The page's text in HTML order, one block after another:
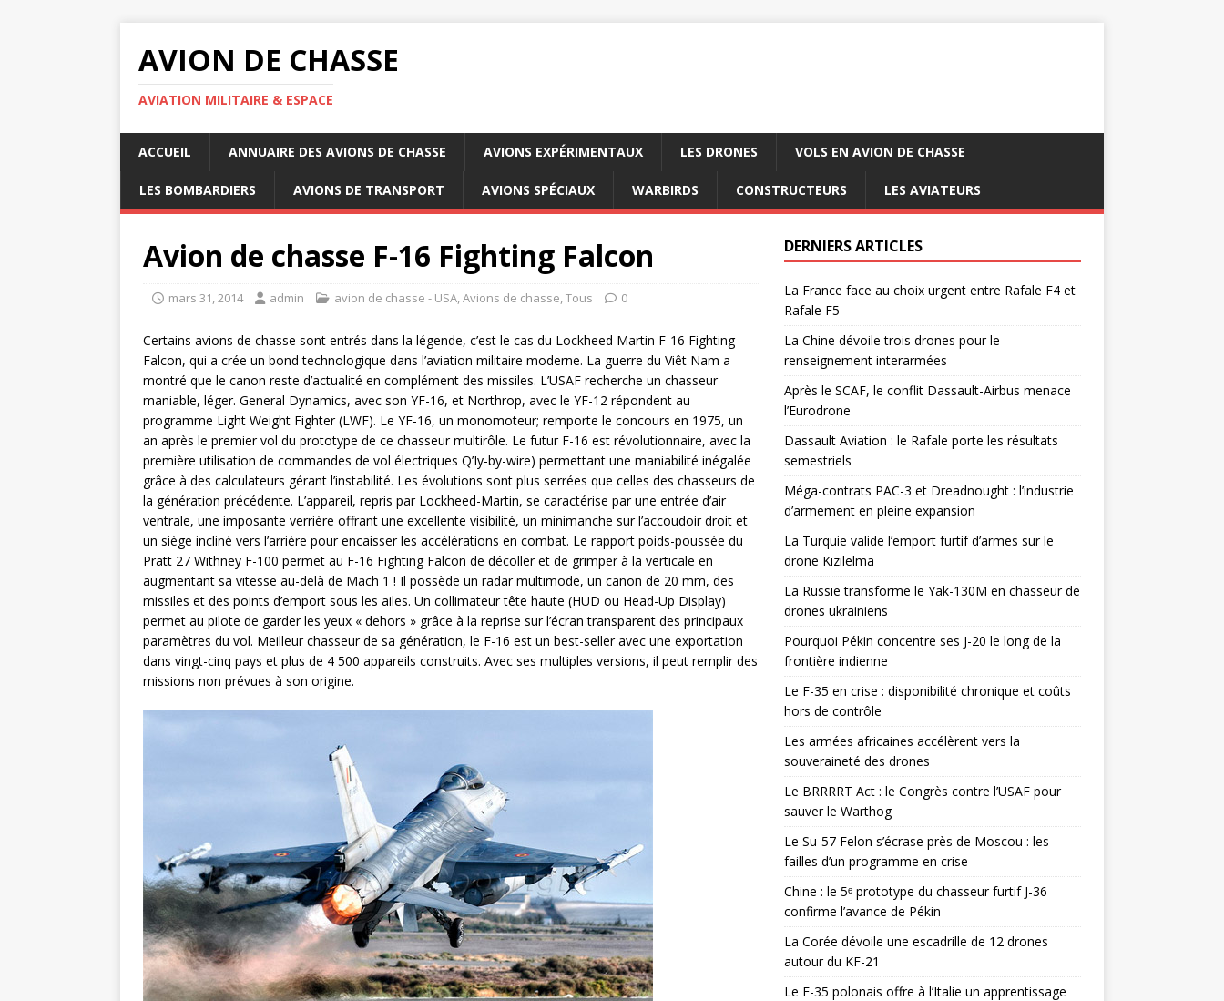
AVION DE CHASSE
AVIATION MILITAIRE & ESPACE
ACCUEIL ANNUAIRE DES AVIONS DE CHASSE AVIONS EXPÉRIMENTAUX LES DRONES VOLS EN AVION DE CHASSE
LES BOMBARDIERS AVIONS DE TRANSPORT AVIONS SPÉCIAUX WARBIRDS CONSTRUCTEURS LES AVIATEURS
Avion de chasse F-16 Fighting Falcon
mars 31, 2014 admin avion de chasse - USA,Avions de chasse,Tous 0
Certains avions de chasse sont entrés dans la légende, c’est le cas du Lockheed Martin F-16 Fighting
Falcon, qui a crée un bond technologique dans l’aviation militaire moderne. La guerre du Viêt Nam a
montré que le canon reste d’actualité en complément des missiles. L’USAF recherche un chasseur
maniable, léger. General Dynamics, avec son YF-16, et Northrop, avec le YF-12 répondent au
programme Light Weight Fighter (LWF). Le YF-16, un monomoteur; remporte le concours en 1975, un
an après le premier vol du prototype de ce chasseur multirôle. Le futur F-16 est révolutionnaire, avec la
première utilisation de commandes de vol électriques Q’Iy-by-wire) permettant une maniabilité inégalée
grâce à des calculateurs gérant l’instabilité. Les évolutions sont plus serrées que celles des chasseurs de
la génération précédente. L’appareil, repris par Lockheed-Martin, se caractérise par une entrée d’air
ventrale, une imposante verrière offrant une excellente visibilité, un minimanche sur l’accoudoir droit et
un siège incliné vers l’arrière pour encaisser les accélérations en combat. Le rapport poids-poussée du
Pratt 27 Withney F-100 permet au F-16 Fighting Falcon de décoller et de grimper à la verticale en
augmentant sa vitesse au-delà de Mach 1 ! Il possède un radar multimode, un canon de 20 mm, des
missiles et des points d’emport sous les ailes. Un collimateur tête haute (HUD ou Head-Up Display)
permet au pilote de garder les yeux « dehors » grâce à la reprise sur l’écran transparent des principaux
paramètres du vol. Meilleur chasseur de sa génération, le F-16 est un best-seller avec une exportation
dans vingt-cinq pays et plus de 4 500 appareils construits. Avec ses multiples versions, il peut remplir des
missions non prévues à son origine.
DERNIERS ARTICLES
La France face au choix urgent entre Rafale F4 et
Rafale F5
La Chine dévoile trois drones pour le
renseignement interarmées
Après le SCAF, le conflit Dassault-Airbus menace
l’Eurodrone
Dassault Aviation : le Rafale porte les résultats
semestriels
Méga-contrats PAC-3 et Dreadnought : l’industrie
d’armement en pleine expansion
La Turquie valide l’emport furtif d’armes sur le
drone Kızılelma
La Russie transforme le Yak-130M en chasseur de
drones ukrainiens
Pourquoi Pékin concentre ses J-20 le long de la
frontière indienne
Le F-35 en crise : disponibilité chronique et coûts
hors de contrôle
Les armées africaines accélèrent vers la
souveraineté des drones
Le BRRRRT Act : le Congrès contre l’USAF pour
sauver le Warthog
Le Su-57 Felon s’écrase près de Moscou : les
failles d’un programme en crise
Chine : le 5ᵉ prototype du chasseur furtif J-36
confirme l’avance de Pékin
La Corée dévoile une escadrille de 12 drones
autour du KF-21
Le F-35 polonais offre à l’Italie un apprentissage